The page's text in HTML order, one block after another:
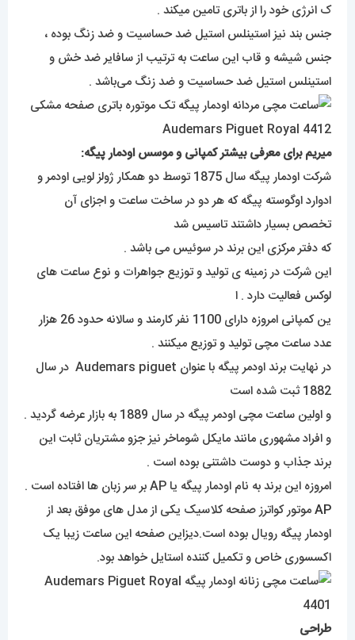
ک انرژی خود را از باتری تامین میکند .
جنس بند نیز استینلس استیل ضد حساسیت و ضد زنگ بوده ،
جنس شیشه و قاب این ساعت به ترتیب از سافایر ضد خش و
استینلس استیل ضد حساسیت و ضد زنگ می‌باشد .
میریم برای معرفی بیشتر کمپانی و موسس اودمار پیگه:
شرکت اودمار پیگه سال 1875 توسط دو همکار ژولز لویی اودمر و
ادوارد اوگوسته پیگه که هر دو در ساخت ساعت و اجزای آن
تخصص بسیار داشتند تاسیس شد
که دفتر مرکزی این برند در سوئیس می باشد .
این شرکت در زمینه ی تولید و توزیع جواهرات و نوع ساعت های
لوکس فعالیت دارد . ا
ین کمپانی امروزه دارای 1100 نفر کارمند و سالانه حدود 26 هزار
عدد ساعت مچی تولید و توزیع میکنند .
در نهایت برند اودمر پیگه با عنوان Audemars piguet در سال
1882 ثبت شده است
و اولین ساعت مچی اودمر پیگه در سال 1889 به بازار عرضه گردید .
و افراد مشهوری مانند مایکل شوماخر نیز جزو مشتریان ثابت این
برند جذاب و دوست داشتنی بوده است .
امروزه این برند به نام اودمار پیگه یا AP بر سر زبان ها افتاده است .
APموتور کواترز صفحه کلاسیک یکی از مدل های موفق بعد از
اودمار پیگه رویال بوده است.دیزاین صفحه این ساعت زیبا یک
اکسسوری خاص و تکمیل کننده استایل خواهد بود.
طراحی